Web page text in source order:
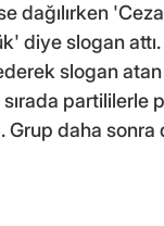
dağılırken
diye slogan
slogan
sırada partililerle
daha sonra